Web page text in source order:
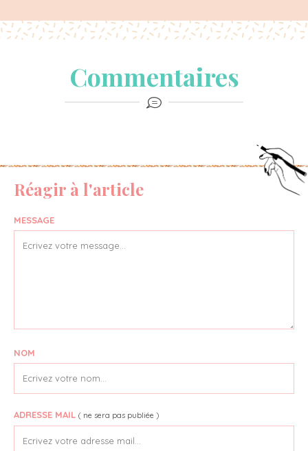
Commentaires
Réagir à l'article
MESSAGE
NOM
ADRESSE MAIL ( ne sera pas publiée )